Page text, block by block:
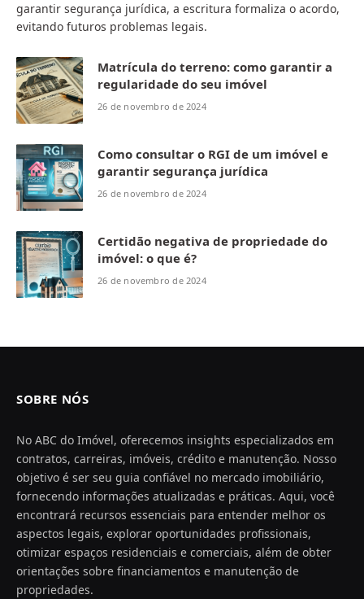
garantir segurança jurídica, a escritura formaliza o acordo,
evitando futuros problemas legais.
Matrícula do terreno: como garantir a
regularidade do seu imóvel
26 de novembro de 2024
Como consultar o RGI de um imóvel e
garantir segurança jurídica
26 de novembro de 2024
Certidão negativa de propriedade do
imóvel: o que é?
26 de novembro de 2024
SOBRE NÓS
No ABC do Imóvel, oferecemos insights especializados em
contratos, carreiras, imóveis, crédito e manutenção. Nosso
objetivo é ser seu guia confiável no mercado imobiliário,
fornecendo informações atualizadas e práticas. Aqui, você
encontrará recursos essenciais para entender melhor os
aspectos legais, explorar oportunidades profissionais,
otimizar espaços residenciais e comerciais, além de obter
orientações sobre financiamentos e manutenção de
propriedades.